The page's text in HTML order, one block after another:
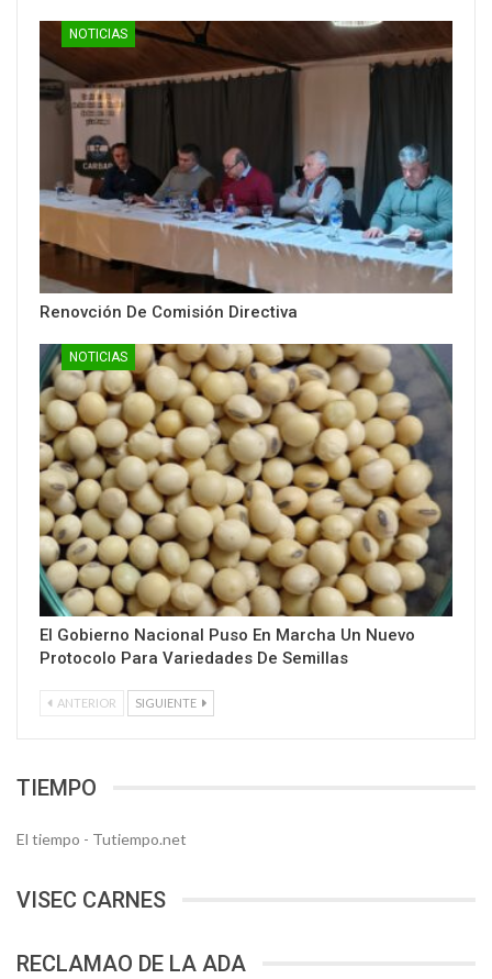
NOTICIAS
Renovción De Comisión Directiva
NOTICIAS
El Gobierno Nacional Puso En Marcha Un Nuevo
Protocolo Para Variedades De Semillas
ANTERIOR SIGUIENTE
TIEMPO
El tiempo - Tutiempo.net
VISEC CARNES
RECLAMAO DE LA ADA